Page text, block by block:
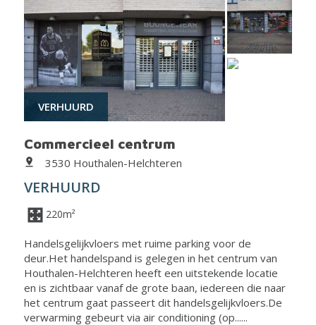
VERHUURD
Commercieel centrum
3530 Houthalen-Helchteren
VERHUURD
220m²
Handelsgelijkvloers met ruime parking voor de
deur.Het handelspand is gelegen in het centrum van
Houthalen-Helchteren heeft een uitstekende locatie
en is zichtbaar vanaf de grote baan, iedereen die naar
het centrum gaat passeert dit handelsgelijkvloers.De
verwarming gebeurt via air conditioning (op......